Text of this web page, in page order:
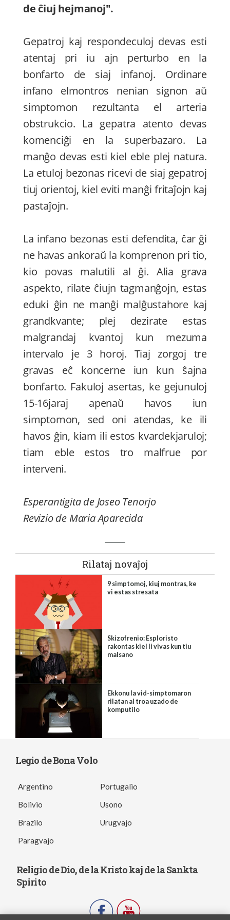
de ĉiuj hejmanoj".
Gepatroj kaj respondeculoj devas esti
atentaj pri iu ajn perturbo en la
bonfarto de siaj infanoj. Ordinare
infano elmontros nenian signon aŭ
simptomon rezultanta el arteria
obstrukcio. La gepatra atento devas
komenciĝi en la superbazaro. La
manĝo devas esti kiel eble plej natura.
La etuloj bezonas ricevi de siaj gepatroj
tiuj orientoj, kiel eviti manĝi fritaĵojn kaj
pastaĵojn.
La infano bezonas esti defendita, ĉar ĝi
ne havas ankoraŭ la komprenon pri tio,
kio povas malutili al ĝi. Alia grava
aspekto, rilate ĉiujn tagmanĝojn, estas
eduki ĝin ne manĝi malĝustahore kaj
grandkvante; plej dezirate estas
malgrandaj kvantoj kun mezuma
intervalo je 3 horoj. Tiaj zorgoj tre
gravas eĉ koncerne iun kun ŝajna
bonfarto. Fakuloj asertas, ke gejunuloj
15-16jaraj apenaŭ havos iun
simptomon, sed oni atendas, ke ili
havos ĝin, kiam ili estos kvardekjaruloj;
tiam eble estos tro malfrue por
interveni.
Esperantigita de Joseo Tenorjo
Revizio de Maria Aparecida
Rilataj novaĵoj
9 simptomoj, kiuj montras, ke
vi estas stresata
Skizofrenio: Esploristo
rakontas kiel li vivas kun tiu
malsano
Ekkonu la vid-simptomaron
rilatan al troa uzado de
komputilo
Legio de Bona Volo
Argentino
Bolivio
Brazilo
Paragvajo
Portugalio
Usono
Urugvajo
Religio de Dio, de la Kristo kaj de la Sankta
Spirito